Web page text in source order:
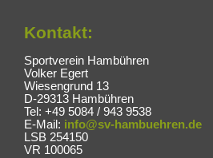
Kontakt:
Sportverein Hambühren
Volker Egert
Wiesengrund 13
D-29313 Hambühren
Tel: +49 5084 / 943 9538
E-Mail: info@sv-hambuehren.de
LSB 254150
VR 100065